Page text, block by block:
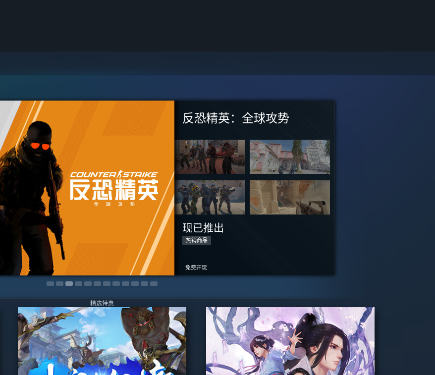
下一站江湖Ⅱ
现已推出
热销商品
-20% ¥ 78.00
面条人
现已推出
热销商品
-70% ¥ 58.00
反恐精英：全球攻势
现已推出
热销商品
免费开玩
太吾绘卷：天幕心帷
现已推出
热销商品
¥ 108.00
Lossless Scaling
现已推出
热销商品
¥ 29.00
弈仙牌
现已推出
热销商品
免费开玩
生死狙击2
现已推出
热销商品
免费开玩
Dota 2 刀塔
现已推出
热销商品
免费开玩
战意
现已推出
热销商品
免费开玩
黄油猫
现已推出
热销商品
-40% ¥ 42.00
Wallpaper Engine：壁纸引
擎
现已推出
热销商品
¥ 22.90
大富翁11
现已推出
热销商品
¥ 66.00
精选特惠